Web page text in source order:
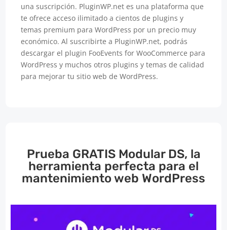
una suscripción. PluginWP.net es una plataforma que
te ofrece acceso ilimitado a cientos de plugins y
temas premium para WordPress por un precio muy
económico. Al suscribirte a PluginWP.net, podrás
descargar el plugin FooEvents for WooCommerce para
WordPress y muchos otros plugins y temas de calidad
para mejorar tu sitio web de WordPress.
Prueba GRATIS Modular DS, la
herramienta perfecta para el
mantenimiento web WordPress